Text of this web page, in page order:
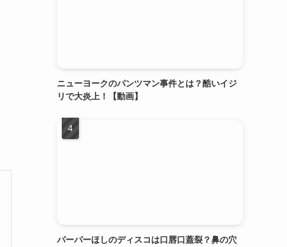
ニューヨークのパンツマン事件とは？酷いイジ
リで大炎上！【動画】
パーパーほしのディスコは口唇口蓋裂？鼻の穴